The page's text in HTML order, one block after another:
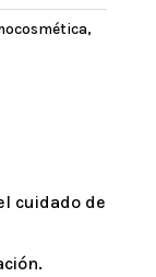
,
cuidado de